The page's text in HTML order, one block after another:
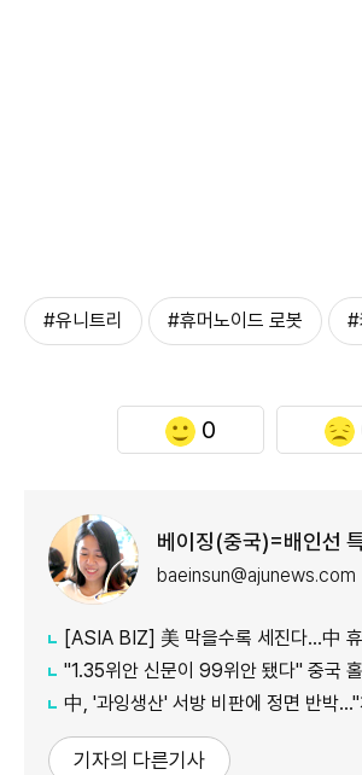
#유니트리 #휴머노이드 로봇 #
0
베이징(중국)=배인선
baeinsun@ajunews.com
[ASIA BIZ] 美 막을수록 세진다…中 휴머노
"1.35위안 신문이 99위안 됐다" 중국
中, '과잉생산' 서방 비판에 정면 반박…"차이
기자의 다른기사